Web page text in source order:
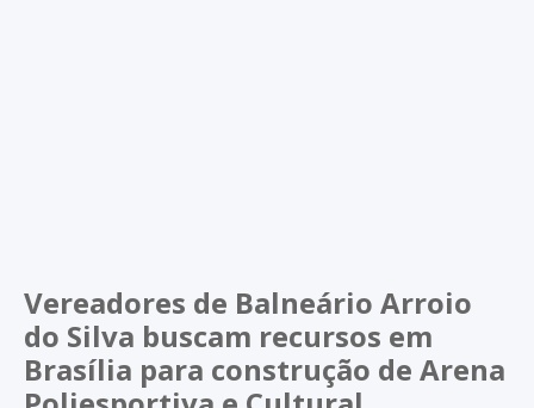
Vereadores de Balneário Arroio
do Silva buscam recursos em
Brasília para construção de Arena